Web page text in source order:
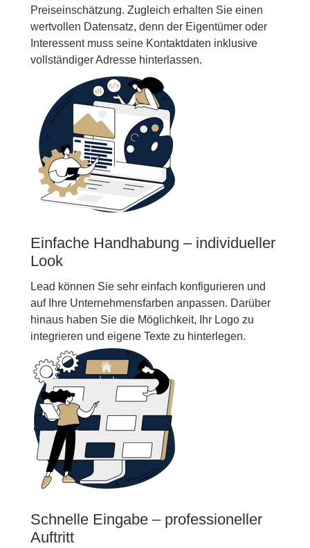
Preiseinschätzung. Zugleich erhalten Sie einen
wertvollen Datensatz, denn der Eigentümer oder
Interessent muss seine Kontaktdaten inklusive
vollständiger Adresse hinterlassen.
Einfache Handhabung – individueller
Look
Lead können Sie sehr einfach konfigurieren und
auf Ihre Unternehmensfarben anpassen. Darüber
hinaus haben Sie die Möglichkeit, Ihr Logo zu
integrieren und eigene Texte zu hinterlegen.
Schnelle Eingabe – professioneller
Auftritt